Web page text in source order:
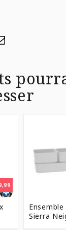
PLAGE
DE
Sierra